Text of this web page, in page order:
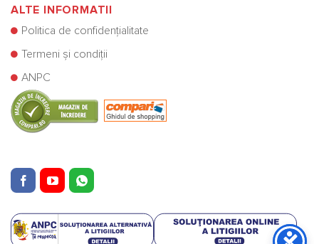
ALTE INFORMATII
Politica de confidențialitate
Termeni și condiții
ANPC